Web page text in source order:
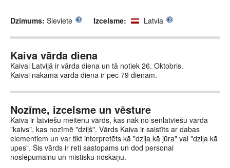
Dzimums: Sieviete Izcelsme: Latvia
Kaiva vārda diena
Kaivai Latvijā ir vārda diena un tā notiek 26. Oktobris.
Kaivai nākamā vārda diena ir pēc 79 dienām.
Nozīme, izcelsme un vēsture
Kaiva ir latviešu meitenu vārds, kas nāk no senlatviešu vārda
"kaivs", kas nozīmē "dziļš". Vārds Kaiva ir saistīts ar dabas
elementiem un var tikt interpretēts kā "dziļa kā jūra" vai "dziļa kā
upes". Šis vārds ir reti sastopams un dod personai
noslēpumainu un mistisku noskaņu.